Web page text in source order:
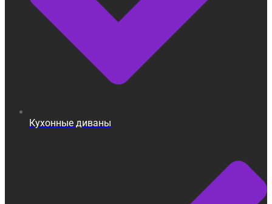
Кухонные диваны